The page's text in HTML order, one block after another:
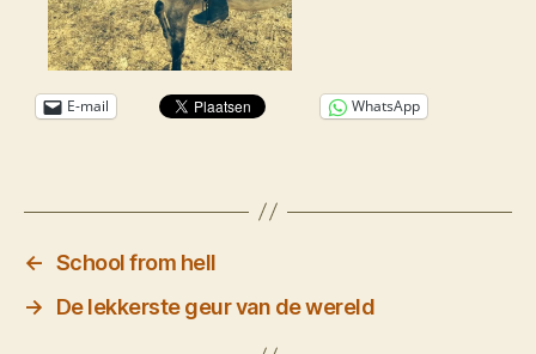
E-mail WhatsApp
← School from hell
→
De lekkerste geur van de wereld